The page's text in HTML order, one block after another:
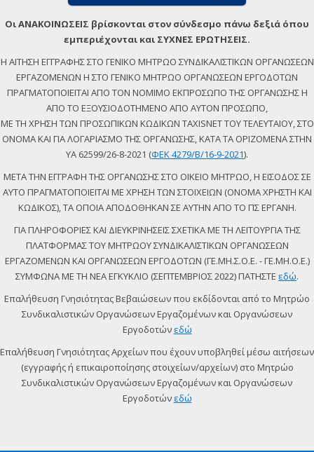
Οι ΑΝΑΚΟΙΝΩΣΕΙΣ βρίσκονται στον σύνδεσμο πάνω δεξιά όπου
εμπεριέχονται και ΣΥΧΝΕΣ ΕΡΩΤΗΣΕΙΣ.
Η ΑΙΤΗΣΗ ΕΓΓΡΑΦΗΣ ΣΤΟ ΓΕΝΙΚΟ ΜΗΤΡΩΟ ΣΥΝΔΙΚΑΛΙΣΤΙΚΩΝ ΟΡΓΑΝΩΣΕΩΝ
ΕΡΓΑΖΟΜΕΝΩΝ Η ΣΤΟ ΓΕΝΙΚΟ ΜΗΤΡΩΟ ΟΡΓΑΝΩΣΕΩΝ ΕΡΓΟΔΟΤΩΝ
ΠΡΑΓΜΑΤΟΠΟΙΕΙΤΑΙ ΑΠΟ ΤΟΝ ΝΟΜΙΜΟ ΕΚΠΡΟΣΩΠΟ ΤΗΣ ΟΡΓΑΝΩΣΗΣ Η
ΑΠΟ ΤΟ ΕΞΟΥΣΙΟΔΟΤΗΜΕΝΟ ΑΠΟ ΑΥΤΟΝ ΠΡΟΣΩΠΟ,
ΜΕ ΤΗ ΧΡΗΣΗ ΤΩΝ ΠΡΟΣΩΠΙΚΩΝ ΚΩΔΙΚΩΝ TAXISNET ΤΟΥ ΤΕΛΕΥΤΑΙΟΥ, ΣΤΟ
ΟΝΟΜΑ ΚΑΙ ΓΙΑ ΛΟΓΑΡΙΑΣΜΟ ΤΗΣ ΟΡΓΑΝΩΣΗΣ, ΚΑΤΑ ΤΑ ΟΡΙΖΟΜΕΝΑ ΣΤΗΝ
ΥΑ 62599/26-8-2021 (ΦΕΚ 4279/Β/16-9-2021).
ΜΕΤΑ ΤΗΝ ΕΓΓΡΑΦΗ ΤΗΣ ΟΡΓΑΝΩΣΗΣ ΣΤΟ ΟΙΚΕΙΟ ΜΗΤΡΩΟ, Η ΕΙΣΟΔΟΣ ΣΕ
ΑΥΤΟ ΠΡΑΓΜΑΤΟΠΟΙΕΙΤΑΙ ΜΕ ΧΡΗΣΗ ΤΩΝ ΣΤΟΙΧΕΙΩΝ (ΟΝΟΜΑ ΧΡΗΣΤΗ ΚΑΙ
ΚΩΔΙΚΟΣ), ΤΑ ΟΠΟΙΑ ΑΠΟΔΟΘΗΚΑΝ ΣΕ ΑΥΤΗΝ ΑΠΟ ΤΟ ΠΣ ΕΡΓΑΝΗ.
ΓΙΑ ΠΛΗΡΟΦΟΡΙΕΣ ΚΑΙ ΔΙΕΥΚΡΙΝΗΣΕΙΣ ΣΧΕΤΙΚΑ ΜΕ ΤΗ ΛΕΙΤΟΥΡΓΙΑ ΤΗΣ
ΠΛΑΤΦΟΡΜΑΣ ΤΟΥ ΜΗΤΡΩΟΥ ΣΥΝΔΙΚΑΛΙΣΤΙΚΩΝ ΟΡΓΑΝΩΣΕΩΝ
ΕΡΓΑΖΟΜΕΝΩΝ ΚΑΙ ΟΡΓΑΝΩΣΕΩΝ ΕΡΓΟΔΟΤΩΝ (ΓΕ.ΜΗ.Σ.Ο.Ε. - ΓΕ.ΜΗ.Ο.Ε.)
ΣΥΜΦΩΝΑ ΜΕ ΤΗ ΝΕΑ ΕΓΚΥΚΛΙΟ (ΣΕΠΤΕΜΒΡΙΟΣ 2022) ΠΑΤΗΣΤΕ εδώ.
Επαλήθευση Γνησιότητας Βεβαιώσεων που εκδίδονται από το Μητρώο
Συνδικαλιστικών Οργανώσεων Εργαζομένων και Οργανώσεων
Εργοδοτών εδώ
Επαλήθευση Γνησιότητας Αρχείων που έχουν υποβληθεί μέσω αιτήσεων
(εγγραφής ή επικαιροποίησης στοιχείων/αρχείων) στο Μητρώο
Συνδικαλιστικών Οργανώσεων Εργαζομένων και Οργανώσεων
Εργοδοτών εδώ